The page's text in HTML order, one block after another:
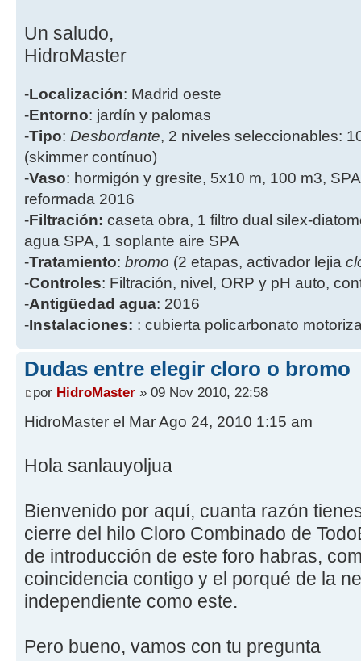
Un saludo,
HidroMaster
-Localización: Madrid oeste
-Entorno: jardín y palomas
-Tipo: Desbordante, 2 niveles seleccionables:
(skimmer contínuo)
-Vaso: hormigón y gresite, 5x10 m, 100 m3,
reformada 2016
-Filtración: caseta obra, 1 filtro dual silex-
agua SPA, 1 soplante aire SPA
-Tratamiento: bromo (2 etapas, activador lejia
-Controles: Filtración, nivel, ORP y pH auto,
-Antigüedad agua: 2016
-Instalaciones: : cubierta policarbonato
Dudas entre elegir cloro o bromo
por HidroMaster » 09 Nov 2010, 22:58
HidroMaster el Mar Ago 24, 2010 1:15 am
Hola sanlauyoljua
Bienvenido por aquí, cuanta razón
cierre del hilo Cloro Combinado de
de introducción de este foro habras,
coincidencia contigo y el porqué de la
independiente como este.
Pero bueno, vamos con tu pregunta